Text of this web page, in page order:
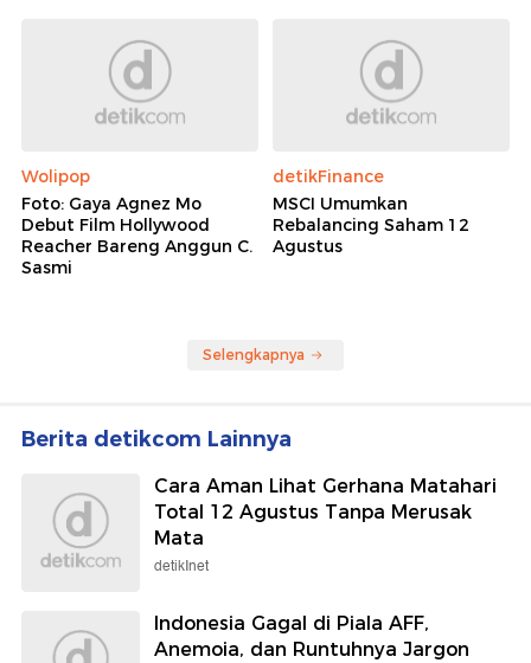
Wolipop
Foto: Gaya Agnez Mo
Debut Film Hollywood
Reacher Bareng Anggun C.
Sasmi
detikFinance
MSCI Umumkan
Rebalancing Saham 12
Agustus
Selengkapnya
Berita detikcom Lainnya
Cara Aman Lihat Gerhana Matahari
Total 12 Agustus Tanpa Merusak
Mata
detikInet
Indonesia Gagal di Piala AFF,
Anemoia, dan Runtuhnya Jargon